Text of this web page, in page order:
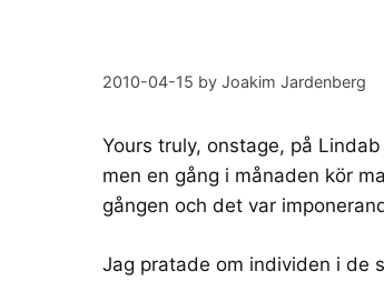
2010-04-15 by Joakim Jardenberg
Yours truly, onstage, på
men en gång i månaden kör
gången och det var
Jag pratade om individen i de